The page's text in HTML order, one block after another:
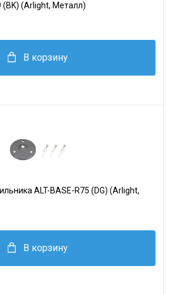
(BK) (Arlight, Металл)
В корзину
ALT-BASE-R75 (DG) (Arlight,
В корзину